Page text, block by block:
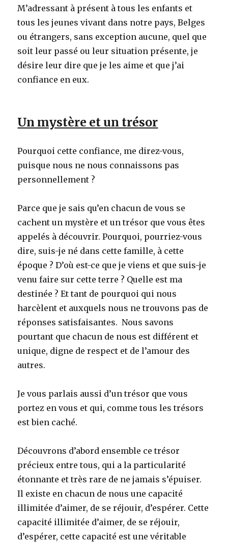
M’adressant à présent à tous les enfants et
tous les jeunes vivant dans notre pays, Belges
ou étrangers, sans exception aucune, quel que
soit leur passé ou leur situation présente, je
désire leur dire que je les aime et que j’ai
confiance en eux.
Un mystère et un trésor
Pourquoi cette confiance, me direz-vous,
puisque nous ne nous connaissons pas
personnellement ?
Parce que je sais qu’en chacun de vous se
cachent un mystère et un trésor que vous êtes
appelés à découvrir. Pourquoi, pourriez-vous
dire, suis-je né dans cette famille, à cette
époque ? D’où est-ce que je viens et que suis-je
venu faire sur cette terre ? Quelle est ma
destinée ? Et tant de pourquoi qui nous
harcèlent et auxquels nous ne trouvons pas de
réponses satisfaisantes. Nous savons
pourtant que chacun de nous est différent et
unique, digne de respect et de l’amour des
autres.
Je vous parlais aussi d’un trésor que vous
portez en vous et qui, comme tous les trésors
est bien caché.
Découvrons d’abord ensemble ce trésor
précieux entre tous, qui a la particularité
étonnante et très rare de ne jamais s’épuiser.
Il existe en chacun de nous une capacité
illimitée d’aimer, de se réjouir, d’espérer. Cette
capacité illimitée d’aimer, de se réjouir,
d’espérer, cette capacité est une véritable